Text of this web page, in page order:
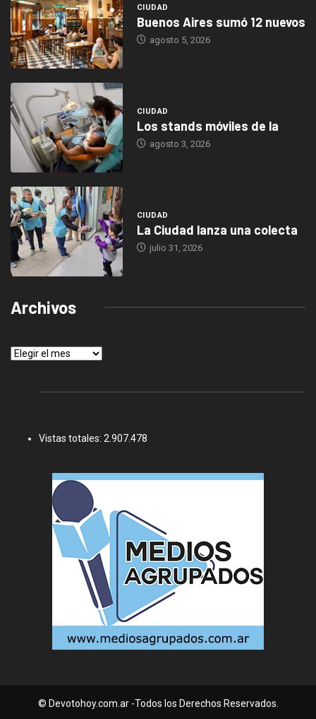
CIUDAD
Buenos Aires sumó 12 nuevos
agosto 5, 2026
CIUDAD
Los stands móviles de la
agosto 3, 2026
CIUDAD
La Ciudad lanza una colecta
julio 31, 2026
Archivos
Archivos
Vistas totales: 2.907.478
© Devotohoy.com.ar -Todos los Derechos Reservados.